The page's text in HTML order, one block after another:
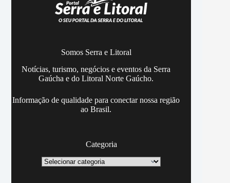
Somos Serra e Litoral
Notícias, turismo, negócios e eventos da Serra
Gaúcha e do Litoral Norte Gaúcho.
Informação de qualidade para conectar nossa região
ao Brasil.
Categoria
Categoria